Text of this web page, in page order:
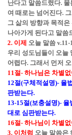
난다고 말씀드렸다.
여 때로는 넘어진다.
그 삶의 방향과 목적
나아가게 된다고 말씀
2. 이제 오늘 말씀
우리 성도님들이 오늘
어렵다. 그래서 먼저
11절- 하나님은 차별
12절(구체적설명)- 율
판받는다.
13-15절(보충설명)-
대로 심판받는다.
16절- 하나님이 차별
3. 이처럼 오늘 말씀은